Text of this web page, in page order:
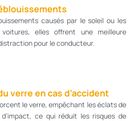
causés par le soleil ou les
elles offrent une meilleure
pour le conducteur.
verre en cas d’accident
le verre, empêchant les éclats de
ce qui réduit les risques de